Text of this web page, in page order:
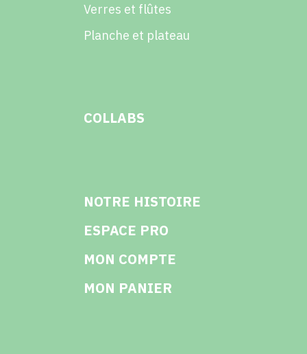
Verres et flûtes
Planche et plateau
COLLABS
NOTRE HISTOIRE
ESPACE PRO
MON COMPTE
MON PANIER